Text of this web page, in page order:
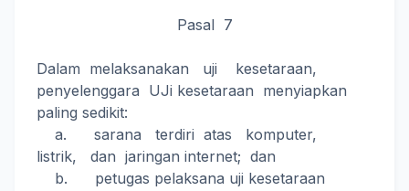
Pasal 7
Dalam melaksanakan uji kesetaraan,
penyelenggara UJi kesetaraan menyiapkan
paling sedikit:
a. sarana terdiri atas komputer,
listrik, dan jaringan internet; dan
b. petugas pelaksana uji kesetaraan